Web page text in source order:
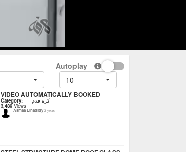
Autoplay
10
VIDEO AUTOMATICALLY BOOKED
Category: كرة قدم
3,489Views
Asmaa Elhadidy 2 years